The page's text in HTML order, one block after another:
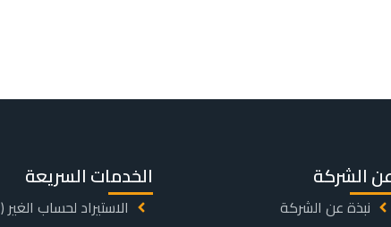
الشركة
نبذة عن الشركة
الخدمات السريعة
الاستيراد لحساب الغير (IOR)